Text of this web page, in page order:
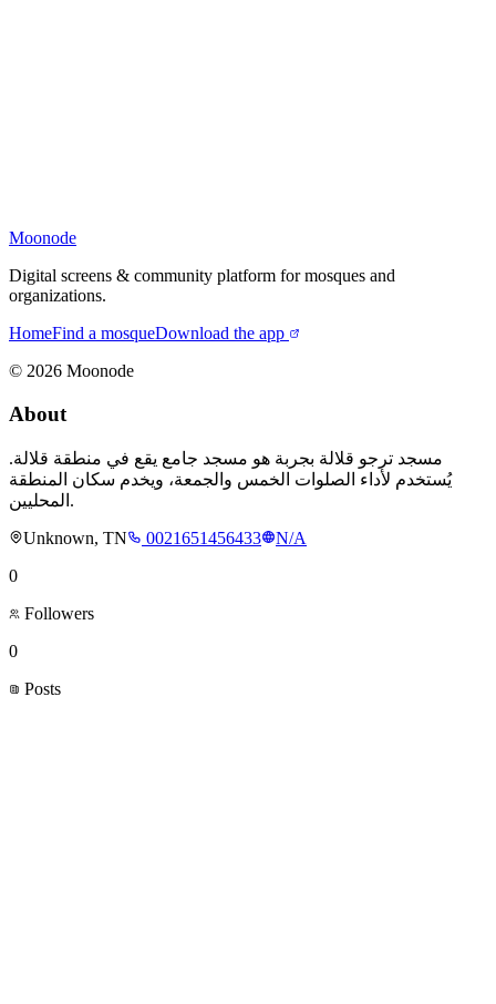
Moonode
Digital screens & community platform for mosques and
organizations.
HomeFind a mosqueDownload the app
© 2026 Moonode
About
مسجد ترجو قلالة بجربة هو مسجد جامع يقع في منطقة قلالة.
يُستخدم لأداء الصلوات الخمس والجمعة، ويخدم سكان المنطقة
المحليين.
Unknown, TN
0021651456433
N/A
0
Followers
0
Posts